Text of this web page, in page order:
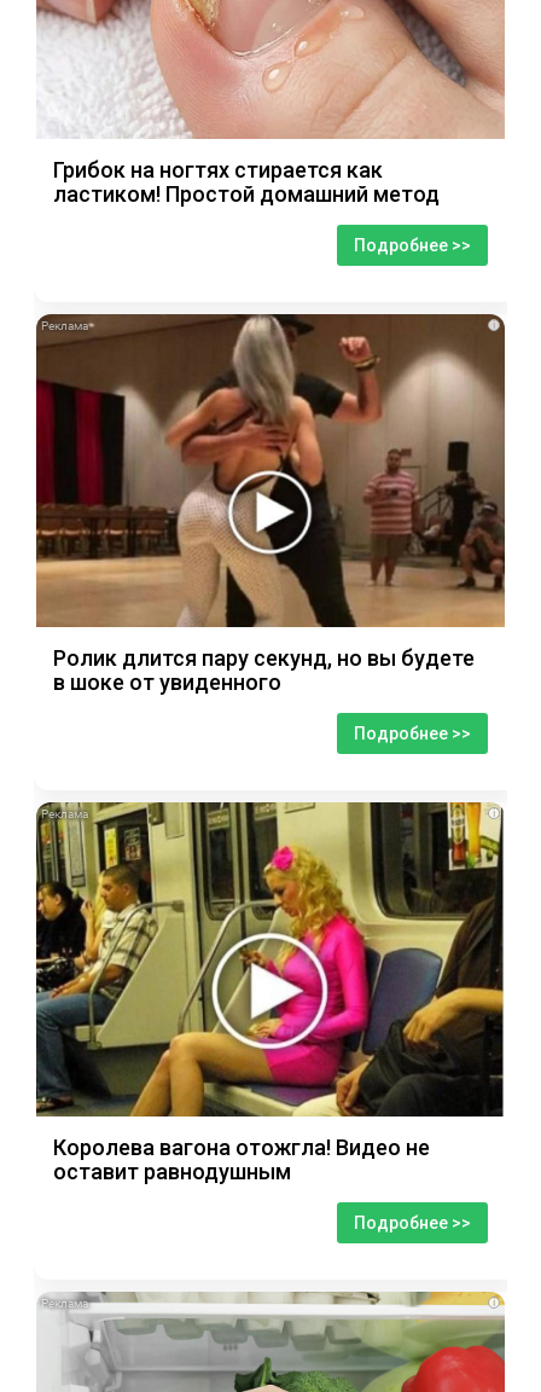
Грибок на ногтях стирается как
ластиком! Простой домашний метод
Подробнее >>
i
Ролик длится пару секунд, но вы будете
в шоке от увиденного
Подробнее >>
i
Королева вагона отожгла! Видео не
оставит равнодушным
Подробнее >>
i